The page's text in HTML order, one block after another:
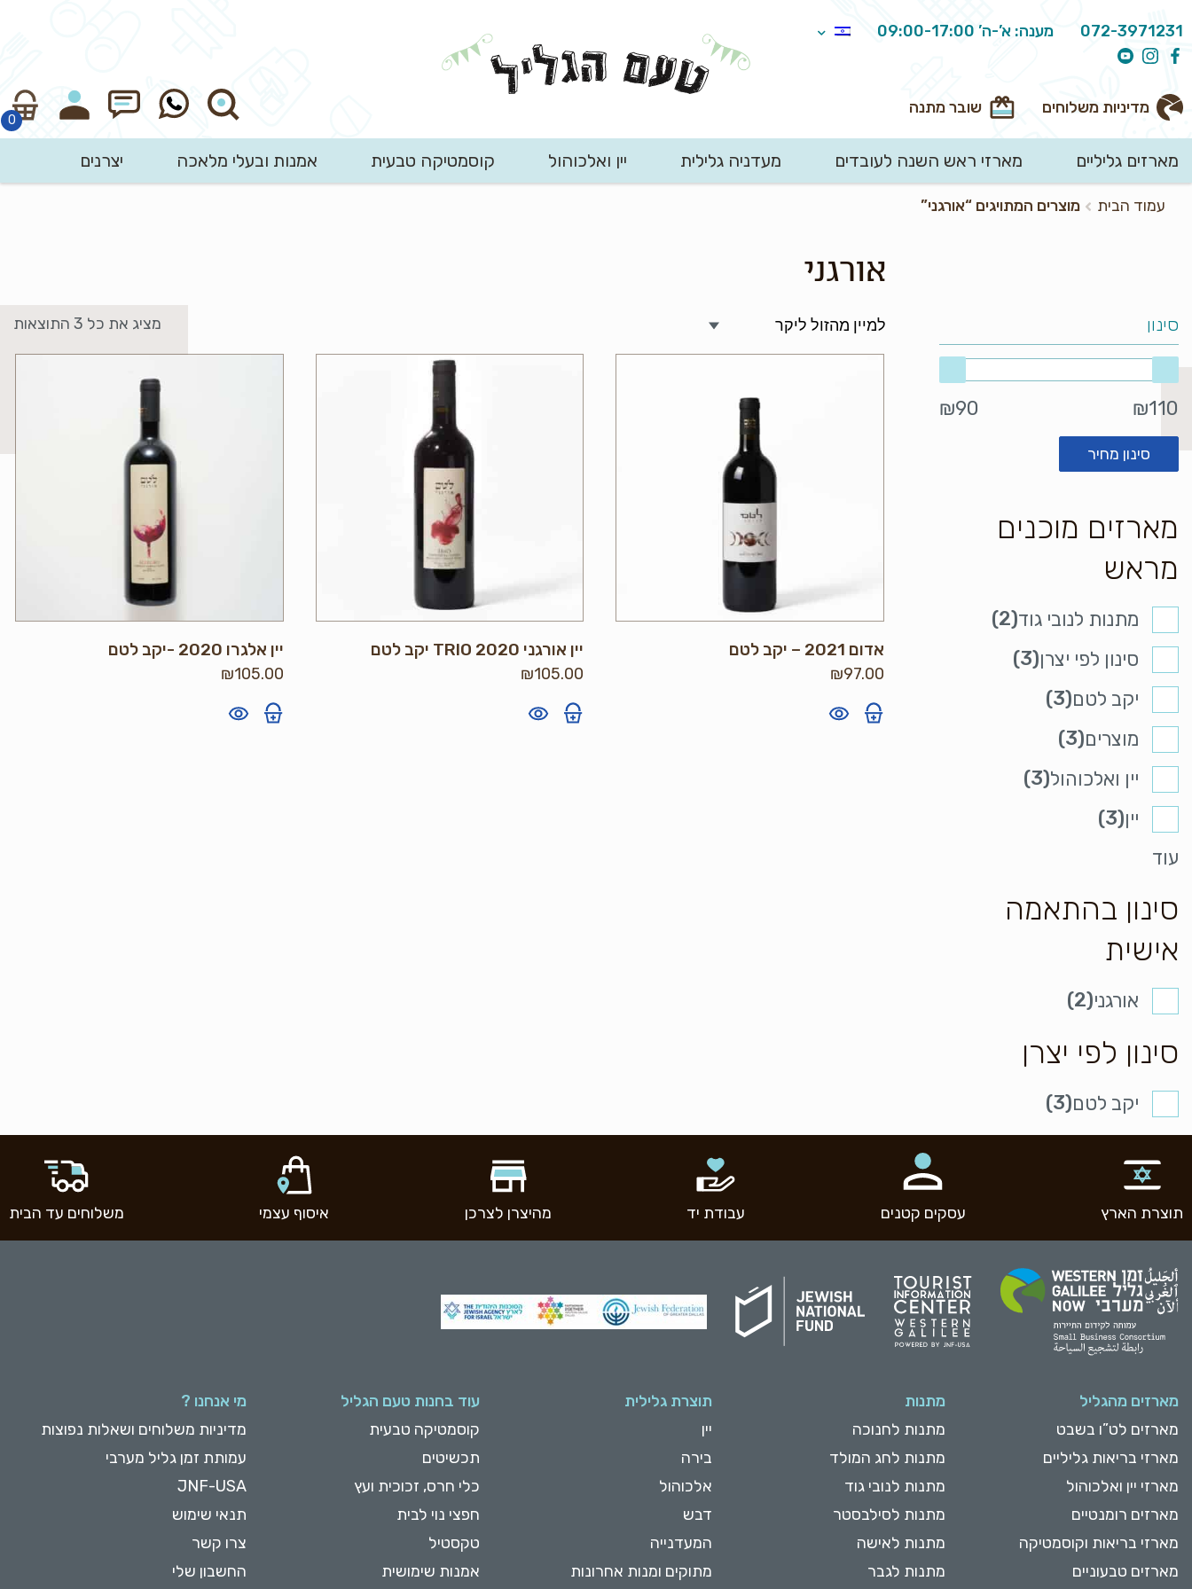
072-3971231 מענה: א’-ה’ 09:00-17:00
מדיניות משלוחים שובר מתנה
מארזים גליליים מארזי ראש השנה לעובדים מעדניה גלילית יין ואלכוהול קוסמטיקה טבעית אמנות ובעלי מלאכה יצרנים
חיפוש
עמוד הבית מוצרים המתויגים “אורגני”
אורגני
מציג את כל 3 התוצאות
אדום 2021 – יקב לטם
₪97.00
יין אורגני TRIO 2020 יקב לטם
₪105.00
יין אלגרו 2020 -יקב לטם
₪105.00
סינון
מחיר
מינימלי
מחיר
מקסימלי
סינון מחיר
₪90 ₪110
מארזים מוכנים
מראש
מתנות לנובי גוד(2)
סינון לפי יצרן(3)
יקב לטם(3)
מוצרים(3)
יין ואלכוהול(3)
יין(3)
עוד
סינון בהתאמה
אישית
אורגני(2)
סינון לפי יצרן
יקב לטם(3)
תוצרת הארץ עסקים קטנים עבודת יד מהיצרן לצרכן איסוף עצמי משלוחים עד הבית
מארזים מהגליל
מארזים לט”ו בשבט
מארזי בריאות גליליים
מארזי יין ואלכוהול
מארזים רומנטיים
מארזי בריאות וקוסמטיקה
מארזים טבעוניים
מתנות
מתנות לחנוכה
מתנות לחג המולד
מתנות לנובי גוד
מתנות לסילבסטר
מתנות לאישה
מתנות לגבר
תוצרת גלילית
יין
בירה
אלכוהול
דבש
המעדנייה
מתוקים ומנות אחרונות
עוד בחנות טעם הגליל
קוסמטיקה טבעית
תכשיטים
כלי חרס, זכוכית ועץ
חפצי נוי לבית
טקסטיל
אמנות שימושית
מי אנחנו ?
מדיניות משלוחים ושאלות נפוצות
עמותת זמן גליל מערבי
JNF-USA
תנאי שימוש
צרו קשר
החשבון שלי